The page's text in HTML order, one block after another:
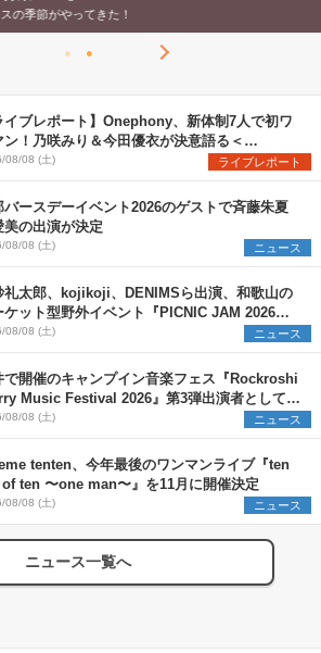
た！
イブレポート】Onephony、新体制7人で初ワ
ン！乃咲みり＆今田優衣が決意語る＜
新体制1st Oneman Live はじまりの夏
08/08 (土) ライブレポート
バースデーイベント2026のゲストで斉藤朱夏
美の出演が決定
08/08 (土) ニュース
礼太郎、kojikoji、DENIMSら出演、和歌山の
ケット型野外イベント『PICNIC JAM 2026』
チケット発売開始
08/08 (土) ニュース
で開催のキャンプイン音楽フェス『Rockroshi
Music Festival 2026』第3弾出演者として
DO、かりゆし58、Reiを発表
08/08 (土) ニュース
tenten、今年最後のワンマンライブ『ten
ten 〜one man〜』を11月に開催決定
08/08 (土) ニュース
ニュース一覧へ